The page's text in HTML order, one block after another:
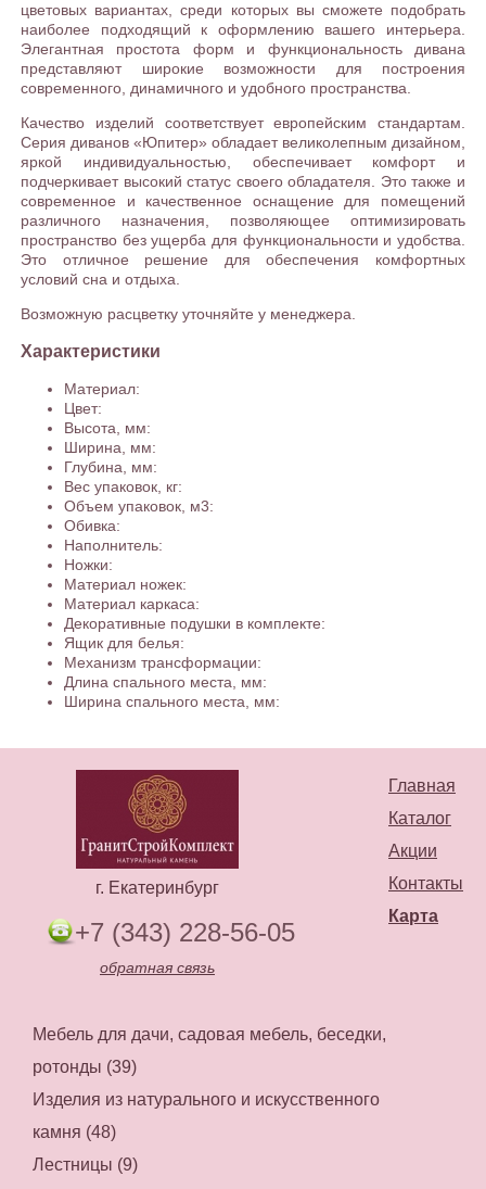
цветовых вариантах, среди которых вы сможете подобрать
наиболее подходящий к оформлению вашего интерьера.
Элегантная простота форм и функциональность дивана
представляют широкие возможности для построения
современного, динамичного и удобного пространства.
Качество изделий соответствует европейским стандартам.
Серия диванов «Юпитер» обладает великолепным дизайном,
яркой индивидуальностью, обеспечивает комфорт и
подчеркивает высокий статус своего обладателя. Это также и
современное и качественное оснащение для помещений
различного назначения, позволяющее оптимизировать
пространство без ущерба для функциональности и удобства.
Это отличное решение для обеспечения комфортных
условий сна и отдыха.
Возможную расцветку уточняйте у менеджера.
Характеристики
Материал:
Цвет:
Высота, мм:
Ширина, мм:
Глубина, мм:
Вес упаковок, кг:
Объем упаковок, м3:
Обивка:
Наполнитель:
Ножки:
Материал ножек:
Материал каркаса:
Декоративные подушки в комплекте:
Ящик для белья:
Механизм трансформации:
Длина спального места, мм:
Ширина спального места, мм:
Главная
Каталог
Акции
Контакты
Карта
г. Екатеринбург
+7 (343) 228-56-05
обратная связь
Мебель для дачи, садовая мебель, беседки,
ротонды (39)
Изделия из натурального и искусственного
камня (48)
Лестницы (9)